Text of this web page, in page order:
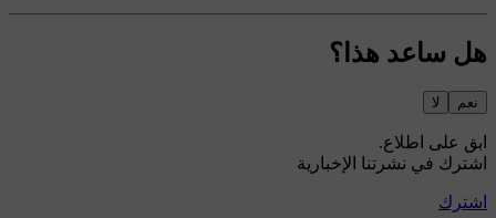
هل ساعد هذا؟
نعم لا